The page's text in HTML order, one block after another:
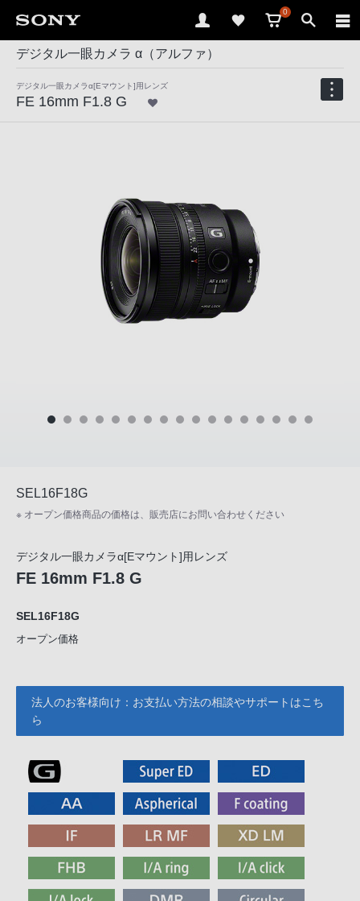
0
デジタル一眼カメラ α（アルファ）
デジタル一眼カメラα[Eマウント]用レンズ
FE 16mm F1.8 G
SEL16F18G
※ オープン価格商品の価格は、販売店にお問い合わせください
デジタル一眼カメラα[Eマウント]用レンズ
FE 16mm F1.8 G
SEL16F18G
オープン価格
法人のお客様向け：お支払い方法の相談やサポートはこち
ら